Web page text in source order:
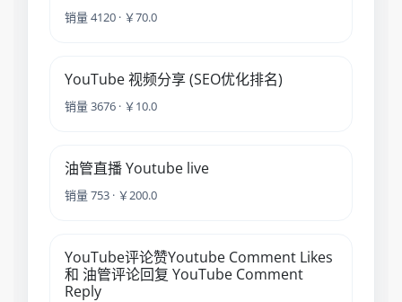
销量 4120 · ￥70.0
YouTube 视频分享 (SEO优化排名)
销量 3676 · ￥10.0
油管直播 Youtube live
销量 753 · ￥200.0
YouTube评论赞Youtube Comment Likes
和 油管评论回复 YouTube Comment
Reply